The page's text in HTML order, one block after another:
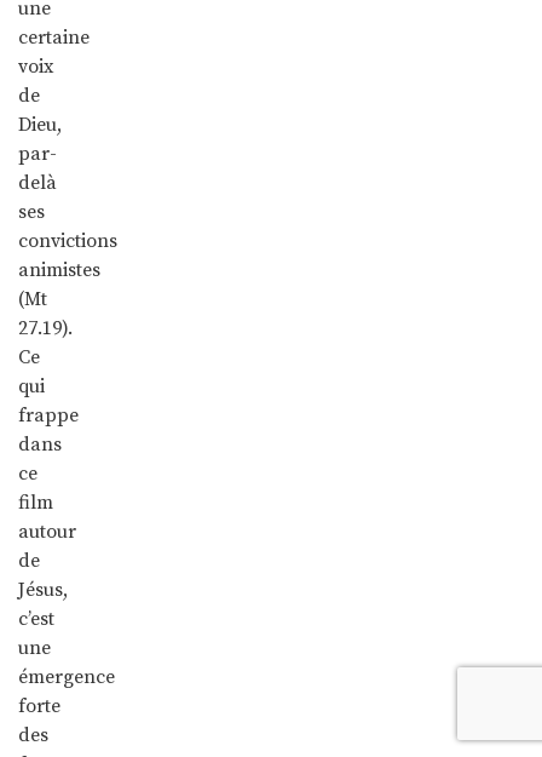
une
certaine
voix
de
Dieu,
par-
delà
ses
convictions
animistes
(Mt
27.19).
Ce
qui
frappe
dans
ce
film
autour
de
Jésus,
c’est
une
émergence
forte
des